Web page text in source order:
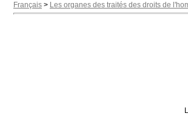
Français > Les organes des traités des droits de